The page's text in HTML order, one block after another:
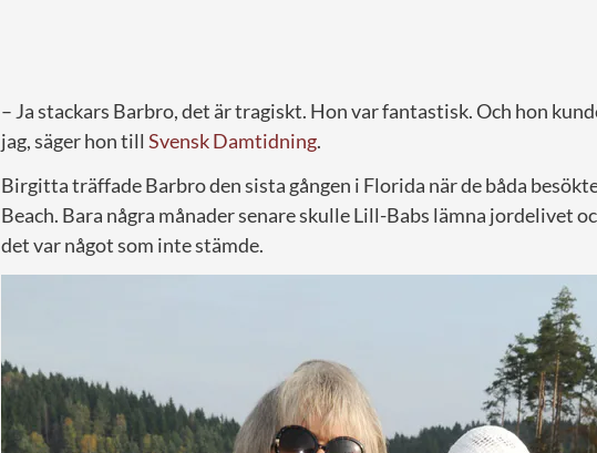
– Ja stackars Barbro, det är tragiskt. Hon var fantastisk. Och hon
jag, säger hon till Svensk Damtidning.
Birgitta träffade Barbro den sista gången i Florida när de båda
Beach. Bara några månader senare skulle Lill-Babs lämna jordelivet
det var något som inte stämde.